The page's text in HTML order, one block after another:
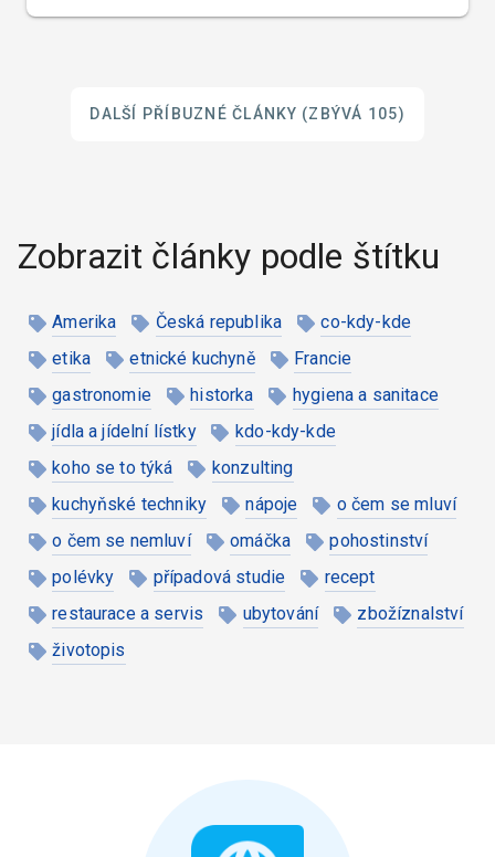
DALŠÍ PŘÍBUZNÉ ČLÁNKY (ZBÝVÁ 105)
Zobrazit články podle štítku
Amerika Česká republika
co-kdy-kde
etika
etnické kuchyně
Francie
gastronomie
historka
hygiena a sanitace
jídla a jídelní lístky
kdo-kdy-kde
koho se to týká
konzulting
kuchyňské techniky
nápoje
o čem se mluví
o čem se nemluví
omáčka
pohostinství
polévky
případová studie
recept
restaurace a servis
ubytování
zbožíznalství
životopis